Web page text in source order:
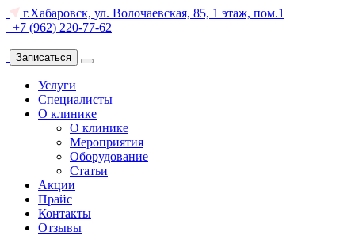
г.Хабаровск, ул. Волочаевская, 85, 1 этаж, пом.1
+7 (962) 220-77-62
Записаться
Услуги
Специалисты
О клинике
О клинике
Мероприятия
Оборудование
Статьи
Акции
Прайс
Контакты
Отзывы